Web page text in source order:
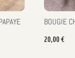
BOUGIE
20,00 €